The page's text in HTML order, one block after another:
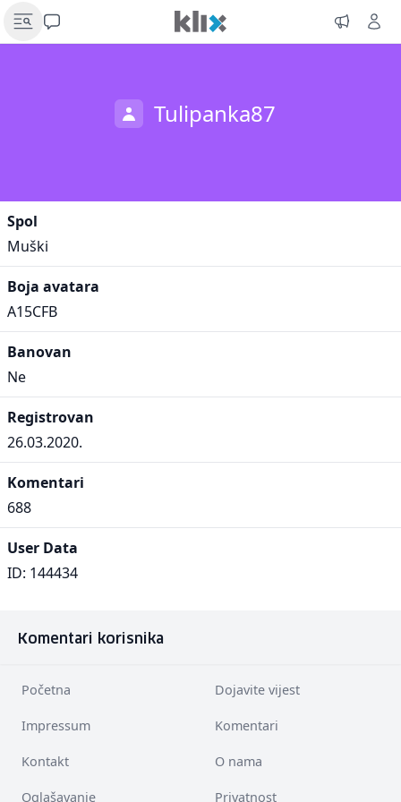
Tulipanka87
Spol
Muški
Boja avatara
A15CFB
Banovan
Ne
Registrovan
26.03.2020.
Komentari
688
User Data
ID: 144434
Komentari korisnika
Početna Dojavite vijest
Impressum Komentari
Kontakt O nama
Oglašavanje Privatnost